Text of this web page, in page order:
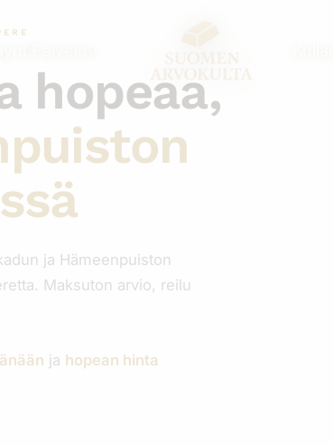
hopeaa,
ja Hämeenpuiston
Maksuton arvio, reilu
ja hopean hinta